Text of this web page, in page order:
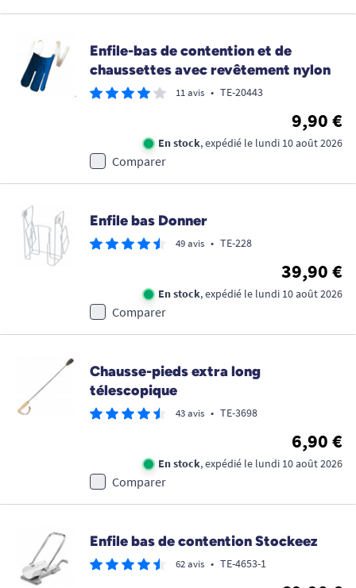
Enfile-bas de contention et de
chaussettes avec revêtement nylon
11 avis • TE-20443
9,90 €
En stock, expédié le lundi 10 août 2026
Comparer
Enfile bas Donner
49 avis • TE-228
39,90 €
En stock, expédié le lundi 10 août 2026
Comparer
Chausse-pieds extra long
télescopique
43 avis • TE-3698
6,90 €
En stock, expédié le lundi 10 août 2026
Comparer
Enfile bas de contention Stockeez
62 avis • TE-4653-1